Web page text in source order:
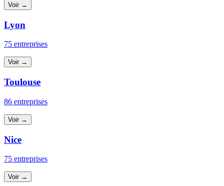
Voir →
Lyon
75 entreprises
Voir →
Toulouse
86 entreprises
Voir →
Nice
75 entreprises
Voir →